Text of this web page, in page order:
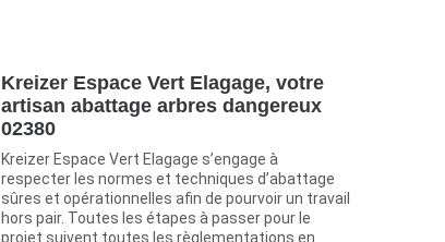
Kreizer Espace Vert Elagage, votre
artisan abattage arbres dangereux
02380
Kreizer Espace Vert Elagage s’engage à
respecter les normes et techniques d’abattage
sûres et opérationnelles afin de pourvoir un travail
hors pair. Toutes les étapes à passer pour le
projet suivent toutes les règlementations en